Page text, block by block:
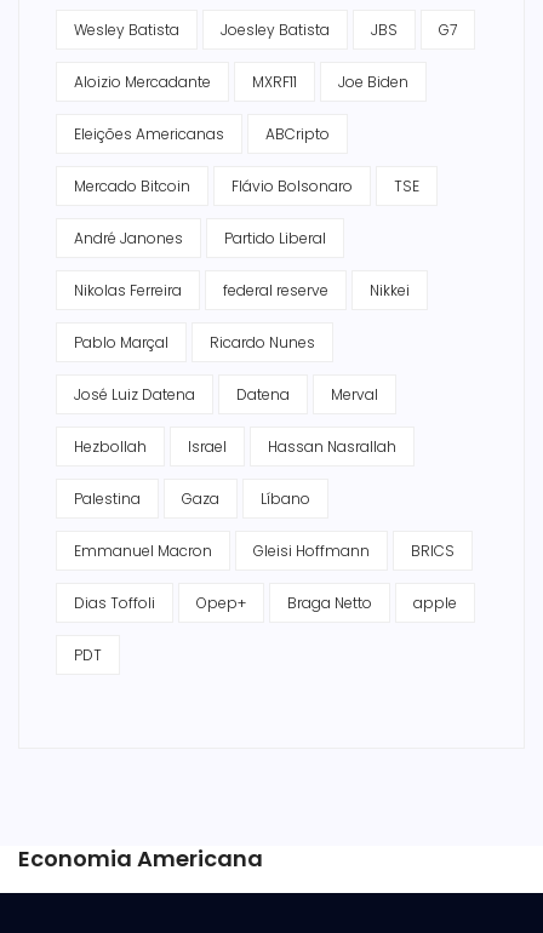
Wesley Batista Joesley Batista JBS G7
Aloizio Mercadante MXRF11 Joe Biden
Eleições Americanas ABCripto
Mercado Bitcoin Flávio Bolsonaro TSE
André Janones Partido Liberal
Nikolas Ferreira federal reserve Nikkei
Pablo Marçal Ricardo Nunes
José Luiz Datena Datena Merval
Hezbollah Israel Hassan Nasrallah
Palestina Gaza Líbano
Emmanuel Macron Gleisi Hoffmann BRICS
Dias Toffoli Opep+ Braga Netto apple
PDT
Economia Americana